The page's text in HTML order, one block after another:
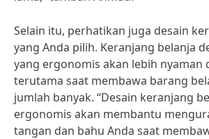
Selain itu, perhatikan juga desain
yang Anda pilih. Keranjang belanja
yang ergonomis akan lebih nyaman
terutama saat membawa barang
jumlah banyak. “Desain keranjang
ergonomis akan membantu
tangan dan bahu Anda saat